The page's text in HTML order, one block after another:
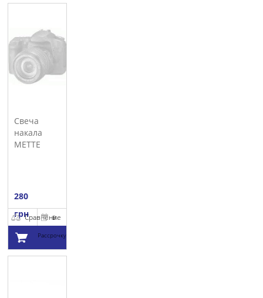
корзину
Свеча
накала
METTE
280
грнСравнение
В
Рассрочку